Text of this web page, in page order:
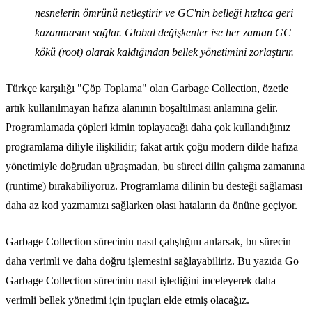
nesnelerin ömrünü netleştirir ve GC'nin belleği hızlıca geri
kazanmasını sağlar. Global değişkenler ise her zaman GC
kökü (root) olarak kaldığından bellek yönetimini zorlaştırır.
Türkçe karşılığı "Çöp Toplama" olan Garbage Collection, özetle
artık kullanılmayan hafıza alanının boşaltılması anlamına gelir.
Programlamada çöpleri kimin toplayacağı daha çok kullandığınız
programlama diliyle ilişkilidir; fakat artık çoğu modern dilde hafıza
yönetimiyle doğrudan uğraşmadan, bu süreci dilin çalışma zamanına
(runtime) bırakabiliyoruz. Programlama dilinin bu desteği sağlaması
daha az kod yazmamızı sağlarken olası hataların da önüne geçiyor.
Garbage Collection sürecinin nasıl çalıştığını anlarsak, bu sürecin
daha verimli ve daha doğru işlemesini sağlayabiliriz. Bu yazıda Go
Garbage Collection sürecinin nasıl işlediğini inceleyerek daha
verimli bellek yönetimi için ipuçları elde etmiş olacağız.